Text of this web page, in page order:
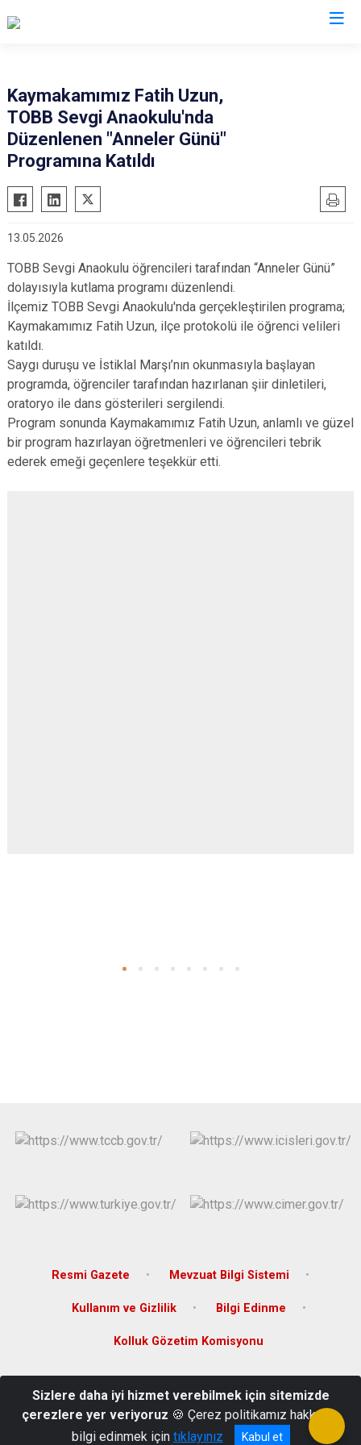
Ahırlı
Akören
Altınekin
Çeltik
Cihanbeyli
Çumra
Derbent
Derebucak
Doğanhisar
Emirgazi
Hüyük
Ilgın
Kadınhanı
Karatay
Tuzlukçu
Yalıhüyük
Yunak
Kaymakamımız Fatih Uzun,
TOBB Sevgi Anaokulu'nda
Düzenlenen "Anneler Günü"
Programına Katıldı
13.05.2026
TOBB Sevgi Anaokulu öğrencileri tarafından “Anneler Günü”
dolayısıyla kutlama programı düzenlendi.
İlçemiz TOBB Sevgi Anaokulu'nda gerçekleştirilen programa;
Kaymakamımız Fatih Uzun, ilçe protokolü ile öğrenci velileri
katıldı.
Saygı duruşu ve İstiklal Marşı’nın okunmasıyla başlayan
programda, öğrenciler tarafından hazırlanan şiir dinletileri,
oratoryo ile dans gösterileri sergilendi.
Program sonunda Kaymakamımız Fatih Uzun, anlamlı ve güzel
bir program hazırlayan öğretmenleri ve öğrencileri tebrik
ederek emeği geçenlere teşekkür etti.
Resmi Gazete Mevzuat Bilgi Sistemi
Kullanım ve Gizlilik Bilgi Edinme
Kolluk Gözetim Komisyonu
Cihanbeyli/KONYA
0332 673 4102
Sizlere daha iyi hizmet verebilmek için sitemizde
çerezlere yer veriyoruz 🍪 Çerez politikamız hakkında
bilgi edinmek için tıklayınız Kabul et